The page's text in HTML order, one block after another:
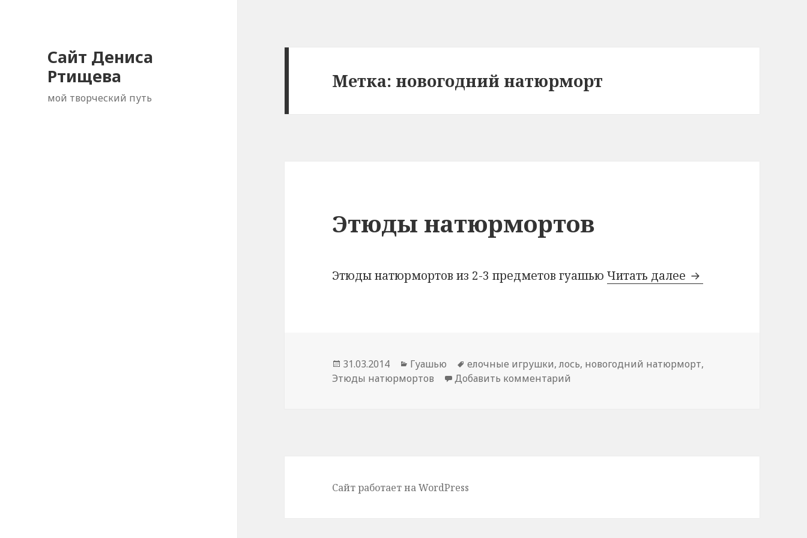
Сайт Дениса
Ртищева
мой творческий путь
Метка: новогодний натюрморт
Этюды натюрмортов
Этюды натюрмортов из 2-3 предметов гуашьюЧитать далее Этюды
Опубликовано
31.03.2014 Рубрики
Гуашью Метки
елочные игрушки,лось, новогодний натюрморт,
Этюды натюрмортов
Добавить комментарий
Сайт работает на WordPress